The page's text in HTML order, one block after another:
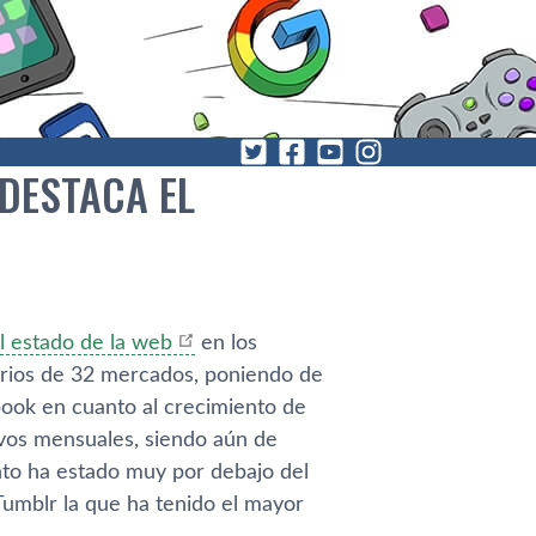
EL
estado de la web
en los
de 32 mercados, poniendo de
en cuanto al crecimiento de
mensuales, siendo aún de
ha estado muy por debajo del
la que ha tenido el mayor